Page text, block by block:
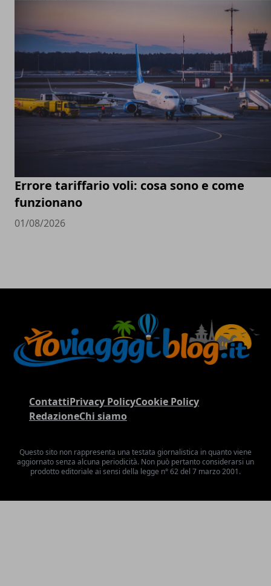
Errore tariffario voli: cosa sono e come
funzionano
01/08/2026
ContattiPrivacy PolicyCookie Policy
RedazioneChi siamo
Questo sito non rappresenta una testata giornalistica in quanto viene
aggiornato senza alcuna periodicità. Non può pertanto considerarsi un
prodotto editoriale ai sensi della legge n° 62 del 7 marzo 2001.